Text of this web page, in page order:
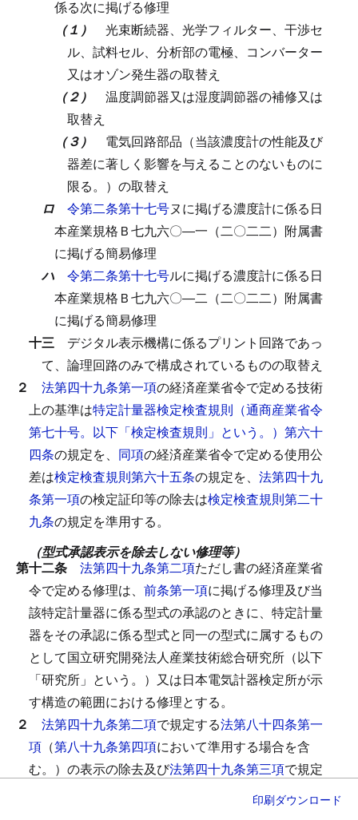
係る次に掲げる修理
（１） 光束断続器、光学フィルター、干渉セ
ル、試料セル、分析部の電極、コンバーター
又はオゾン発生器の取替え
（２） 温度調節器又は湿度調節器の補修又は
取替え
（３） 電気回路部品（当該濃度計の性能及び
器差に著しく影響を与えることのないものに
限る。）の取替え
ロ 令第二条第十七号ヌに掲げる濃度計に係る日
本産業規格Ｂ七九六〇―一（二〇二二）附属書
に掲げる簡易修理
ハ 令第二条第十七号ルに掲げる濃度計に係る日
本産業規格Ｂ七九六〇―二（二〇二二）附属書
に掲げる簡易修理
十三 デジタル表示機構に係るプリント回路であっ
て、論理回路のみで構成されているものの取替え
２ 法第四十九条第一項の経済産業省令で定める技術
上の基準は特定計量器検定検査規則（通商産業省令
第七十号。以下「検定検査規則」という。）第六十
四条の規定を、 同項の経済産業省令で定める使用公
差は検定検査規則第六十五条の規定を、 法第四十九
条第一項の検定証印等の除去は検定検査規則第二十
九条の規定を準用する。
（型式承認表示を除去しない修理等）
第十二条 法第四十九条第二項ただし書の経済産業省
令で定める修理は、 前条第一項に掲げる修理及び当
該特定計量器に係る型式の承認のときに、特定計量
器をその承認に係る型式と同一の型式に属するもの
として国立研究開発法人産業技術総合研究所（以下
「研究所」という。）又は日本電気計器検定所が示
す構造の範囲における修理とする。
２ 法第四十九条第二項で規定する法第八十四条第一
項 （第八十九条第四項において準用する場合を含
む。）の表示の除去及び法第四十九条第三項で規定
検定検査規則第二十九
印刷ダウンロード